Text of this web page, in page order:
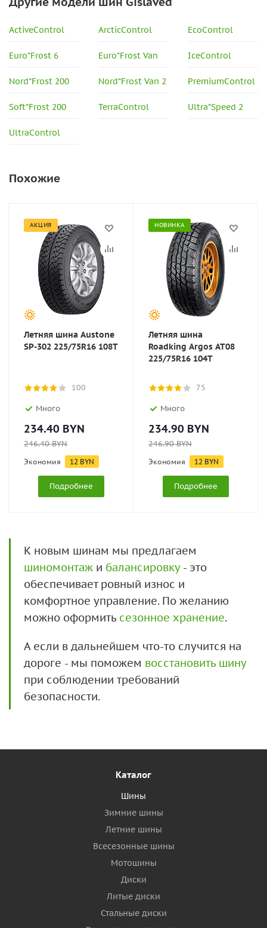
ActiveControl ArcticControl EcoControl
Euro*Frost 6 Euro*Frost Van IceControl
Nord*Frost 200 Nord*Frost Van 2 PremiumControl
Soft*Frost 200 TerraControl Ultra*Speed 2
UltraControl
Похожие
АКЦИЯ
Летняя шина Austone
SP-302 225/75R16 108T
100
Много
234.40 BYN
246.40BYN
Экономия 12 BYN
Подробнее
НОВИНКА
Летняя шина
Roadking Argos AT08
225/75R16 104T
75
Много
234.90 BYN
246.90BYN
Экономия 12 BYN
Подробнее
К новым шинам мы предлагаем
шиномонтаж и балансировку- это
обеспечивает ровный износ и
комфортное управление. По желанию
можно оформить сезонное хранение.
А если в дальнейшем что-то случится на
дороге - мы поможем восстановить шину
при соблюдении требований
безопасности.
Каталог
Шины
Зимние шины
Летние шины
Всесезонные шины
Мотошины
Диски
Литые диски
Стальные диски